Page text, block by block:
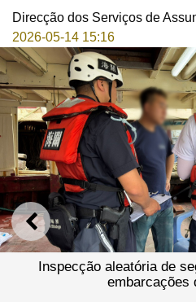
Direcção dos Serviços de
2026-05-14 15:16
ANTERIOR
Inspecção aleatória de
embarcações